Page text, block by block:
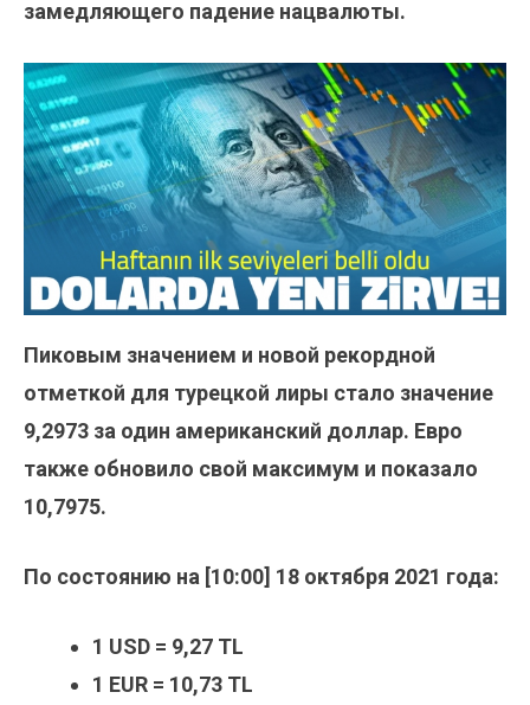
замедляющего падение нацвалюты.
Пиковым значением и новой рекордной
отметкой для турецкой лиры стало значение
9,2973 за один американский доллар. Евро
также обновило свой максимум и показало
10,7975.
По состоянию на [10:00] 18 октября 2021 года:
1 USD = 9,27 TL
1 EUR = 10,73 TL